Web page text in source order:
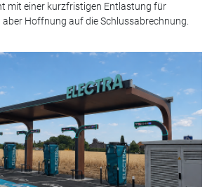
mit einer kurzfristigen Entlastung für
Hoffnung auf die Schlussabrechnung.